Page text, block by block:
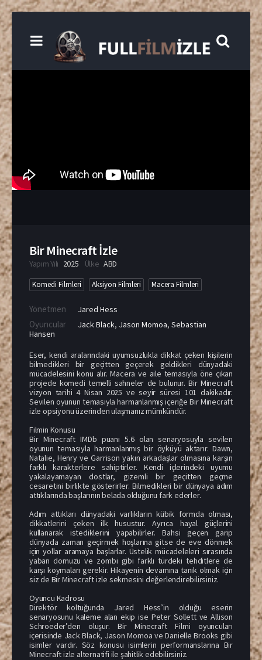
Bir Minecraft İzle
Yapım Yılı 2025 Ülke ABD
Komedi Filmleri Aksiyon Filmleri Macera Filmleri
Yönetmen Jared Hess
Oyuncular Jack Black, Jason Momoa, Sebastian
Hansen
Eser, kendi aralarındaki uyumsuzlukla dikkat çeken kişilerin
bilmedikleri bir geçitten geçerek geldikleri dünyadaki
mücadelesini konu alır. Macera ve aile temasıyla öne çıkan
projede komedi temelli sahneler de bulunur. Bir Minecraft
vizyon tarihi 4 Nisan 2025 ve seyir süresi 101 dakikadır.
Sevilen oyunun temasıyla harmanlanmış içeriğe Bir Minecraft
izle opsiyonu üzerinden ulaşmanız mümkündür.
Filmin Konusu
Bir Minecraft IMDb puanı 5.6 olan senaryosuyla sevilen
oyunun temasıyla harmanlanmış bir öyküyü aktarır. Dawn,
Natalie, Henry ve Garrison yakın arkadaşlar olmasına karşın
farklı karakterlere sahiptirler. Kendi içlerindeki uyumu
yakalayamayan dostlar, gizemli bir geçitten geçme
cesaretini birlikte gösterirler. Bilmedikleri bir dünyaya adım
attıklarında başlarının belada olduğunu fark ederler.
Adım attıkları dünyadaki varlıkların kübik formda olması,
dikkatlerini çeken ilk husustur. Ayrıca hayal güçlerini
kullanarak istediklerini yapabilirler. Bahsi geçen garip
dünyada zaman geçirmek hoşlarına gitse de eve dönmek
için yollar aramaya başlarlar. Üstelik mücadeleleri sırasında
yaban domuzu ve zombi gibi farklı türdeki tehditlere de
karşı koymaları gerekir. Hikayenin devamına tanık olmak için
siz de Bir Minecraft izle sekmesini değerlendirebilirsiniz.
Oyuncu Kadrosu
Direktör koltuğunda Jared Hess’in olduğu eserin
senaryosunu kaleme alan ekip ise Peter Sollett ve Allison
Schroeder’den oluşur. Bir Minecraft Filmi oyuncuları
içerisinde Jack Black, Jason Momoa ve Danielle Brooks gibi
isimler vardır. Söz konusu isimlerin performanslarına Bir
Minecraft izle alternatifi ile şahitlik edebilirsiniz.